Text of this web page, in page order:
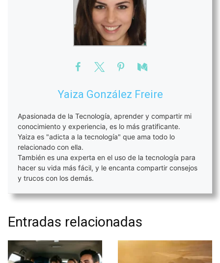
Yaiza González Freire
Apasionada de la Tecnología, aprender y compartir mi
conocimiento y experiencia, es lo más gratificante.
Yaiza es "adicta a la tecnología" que ama todo lo
relacionado con ella.
También es una experta en el uso de la tecnología para
hacer su vida más fácil, y le encanta compartir consejos
y trucos con los demás.
Entradas relacionadas